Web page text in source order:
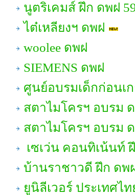
นูตริเคมส์ ฝึก ดพฝ
ไต๋เหลียงฯ ดพฝ
woolee ดพฝ
SIEMENS ดพฝ
ศูนย์อบรมเด็กก่อนเ
สตาไมโครฯ อบรม
สตาไมโครฯ อบรม
เซเว่น คอนทิเน้นท์
บ้านราชาวดี ฝึก ดพ
ยูนิลีเวอร์ ประเทศไ